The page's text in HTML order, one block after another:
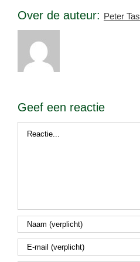
Over de auteur: Peter Tas
Geef een reactie